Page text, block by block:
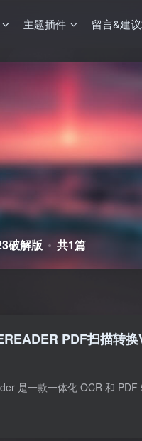
主题插件 留言&建
破解版 共1篇
PDF扫描转